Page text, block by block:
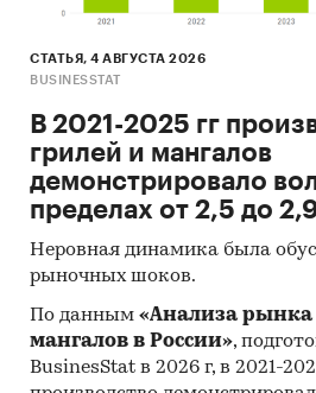
Смесительно-Дозаторная
Смесительно-Зарядная
Станция Контроля И
Гидроразрыва Пласта
Торкретустановка
Трактор
Установка Гидротации
Установка Для
Установка Для
СТАТЬЯ, 4 АВГУСТА 2026
BUSINESSTAT
В 2021-2025 гг
грилей и мангалов
демонстрировало
пределах от 2,5 до
Неровная динамика была
рыночных шоков.
По данным «Анализа рынка
мангалов в России»,
BusinesStat в 2026 г, в 2021-